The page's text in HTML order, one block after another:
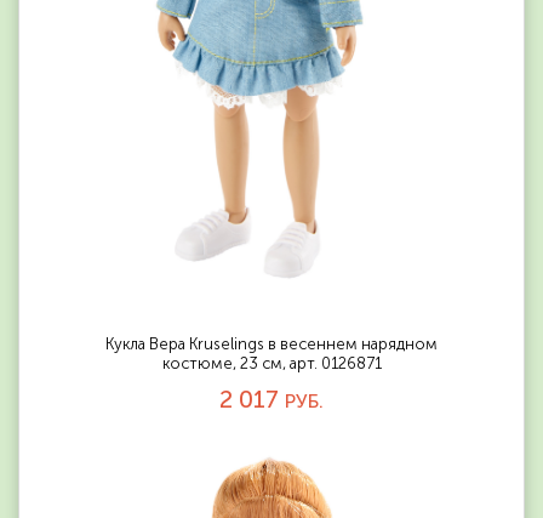
Кукла Вера Kruselings в весеннем нарядном
костюме, 23 см, арт. 0126871
2 017 РУБ.